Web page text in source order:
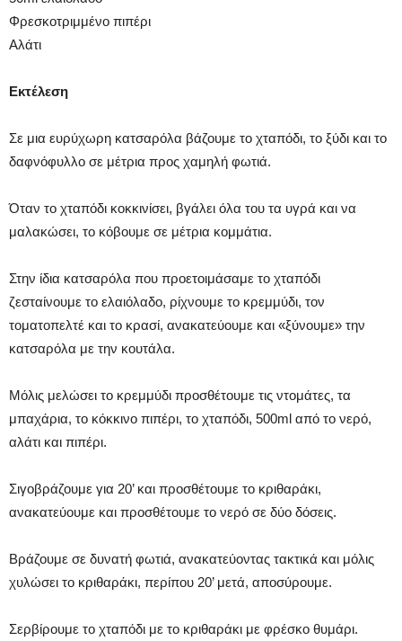
Φρεσκοτριμμένο πιπέρι
Αλάτι
Εκτέλεση
Σε μια ευρύχωρη κατσαρόλα βάζουμε το χταπόδι, το ξύδι και το
δαφνόφυλλο σε μέτρια προς χαμηλή φωτιά.
Όταν το χταπόδι κοκκινίσει, βγάλει όλα του τα υγρά και να
μαλακώσει, το κόβουμε σε μέτρια κομμάτια.
Στην ίδια κατσαρόλα που προετοιμάσαμε το χταπόδι
ζεσταίνουμε το ελαιόλαδο, ρίχνουμε το κρεμμύδι, τον
τοματοπελτέ και το κρασί, ανακατεύουμε και «ξύνουμε» την
κατσαρόλα με την κουτάλα.
Μόλις μελώσει το κρεμμύδι προσθέτουμε τις ντομάτες, τα
μπαχάρια, το κόκκινο πιπέρι, το χταπόδι, 500ml από το νερό,
αλάτι και πιπέρι.
Σιγοβράζουμε για 20’ και προσθέτουμε το κριθαράκι,
ανακατεύουμε και προσθέτουμε το νερό σε δύο δόσεις.
Βράζουμε σε δυνατή φωτιά, ανακατεύοντας τακτικά και μόλις
χυλώσει το κριθαράκι, περίπου 20’ μετά, αποσύρουμε.
Σερβίρουμε το χταπόδι με το κριθαράκι με φρέσκο θυμάρι.